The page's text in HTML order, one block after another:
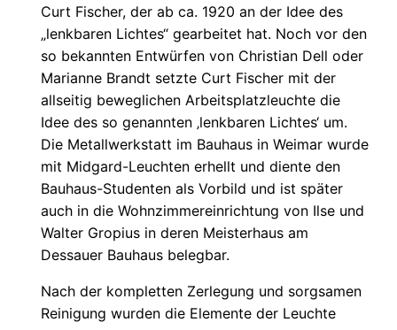
Curt Fischer, der ab ca. 1920 an der Idee des
„lenkbaren Lichtes“ gearbeitet hat. Noch vor den
so bekannten Entwürfen von Christian Dell oder
Marianne Brandt setzte Curt Fischer mit der
allseitig beweglichen Arbeitsplatzleuchte die
Idee des so genannten ‚lenkbaren Lichtes‘ um.
Die Metallwerkstatt im Bauhaus in Weimar wurde
mit Midgard-Leuchten erhellt und diente den
Bauhaus-Studenten als Vorbild und ist später
auch in die Wohnzimmereinrichtung von Ilse und
Walter Gropius in deren Meisterhaus am
Dessauer Bauhaus belegbar.
Nach der kompletten Zerlegung und sorgsamen
Reinigung wurden die Elemente der Leuchte